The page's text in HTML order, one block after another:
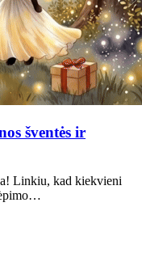
šventės ir
Linkiu, kad kiekvieni